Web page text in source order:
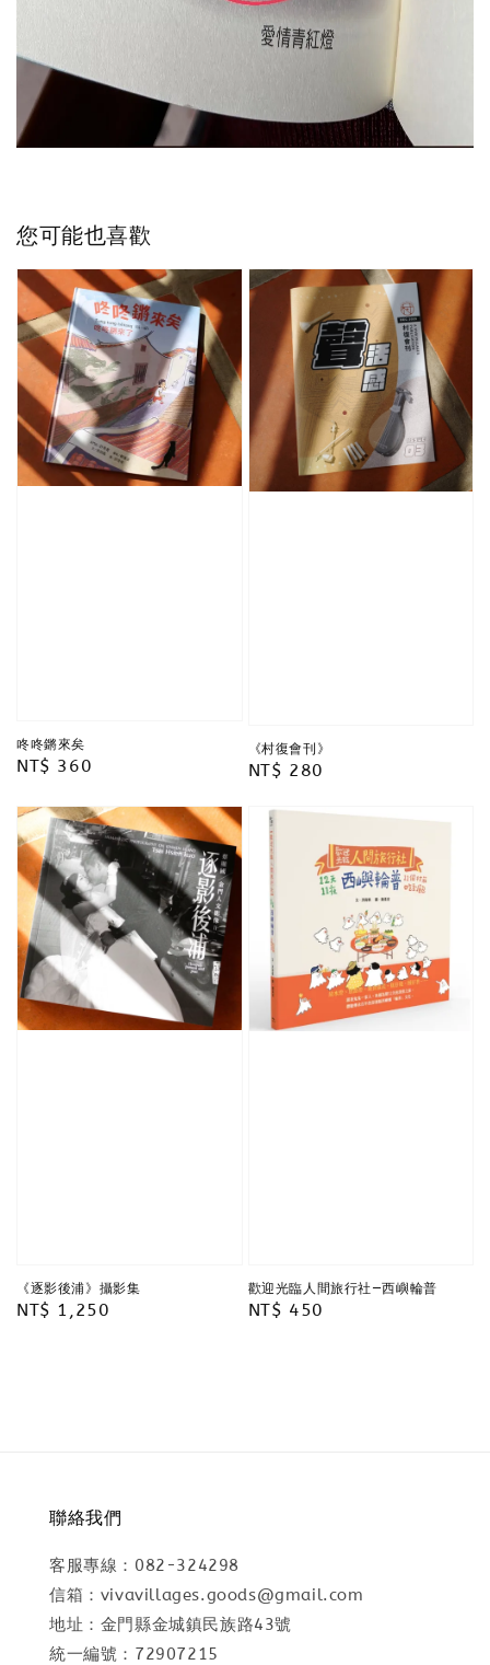
您可能也喜歡
咚咚鏘來矣
Regular
NT$ 360
《村復會刊》
Regular
NT$ 280
《逐影後浦》攝影集
Regular
NT$ 1,250
歡迎光臨人間旅行社—西嶼輪普
Regular
NT$ 450
聯絡我們
客服專線：082-324298
信箱：vivavillages.goods@gmail.com
地址：金門縣金城鎮民族路43號
統一編號：72907215